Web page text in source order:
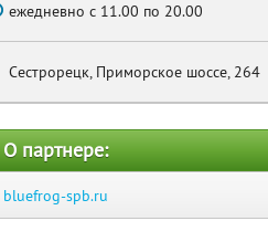
ежедневно с 11.00 по 20.00
Сестрорецк, Приморское шоссе, 264
О партнере:
bluefrog-spb.ru